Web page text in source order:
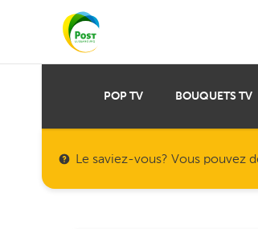
POP TV BOUQUETS TV
Le saviez-vous? Vous pouvez